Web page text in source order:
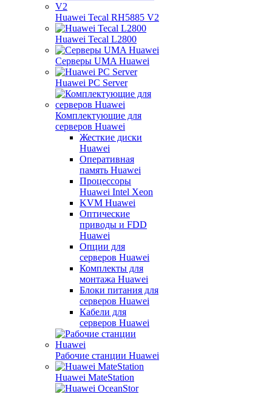
Huawei Tecal RH5885 V2
Huawei Tecal L2800
Серверы UMA Huawei
Huawei PC Server
Комплектующие для
серверов Huawei
Жесткие диски
Huawei
Оперативная
память Huawei
Процессоры
Huawei Intel Xeon
KVM Huawei
Оптические
приводы и FDD
Huawei
Опции для
серверов Huawei
Комплекты для
монтажа Huawei
Блоки питания для
серверов Huawei
Кабели для
серверов Huawei
Рабочие станции Huawei
Huawei MateStation